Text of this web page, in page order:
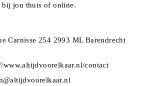
bij jou thuis of online.
Carnisse 254 2993 ML Barendrecht
www.altijdvoorelkaar.nl/contact